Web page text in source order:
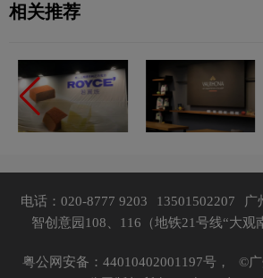
相关推荐
电话：020-8777 9203 13501502207
广
智创意园108、116（地铁21号线“大观
粤公网安备：44010402001197号，
©广